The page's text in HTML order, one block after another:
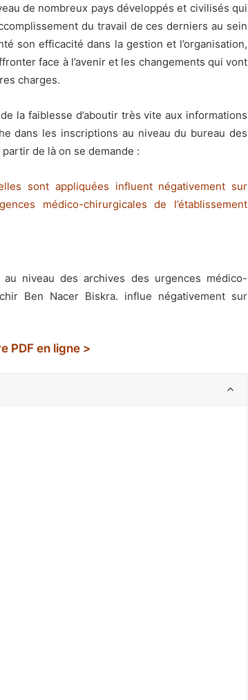
de nombreux pays développés et civilisés qui
du travail de ces derniers au sein
son efficacité dans la gestion et l’organisation,
face à l’avenir et les changements qui vont
charges.
la faiblesse d’aboutir très vite aux informations
dans les inscriptions au niveau du bureau des
de là on se demande :
sont appliquées influent négativement sur
médico-chirurgicales de l’établissement
au niveau des archives des urgences médico-
Ben Nacer Biskra. influe négativement sur
PDF en ligne >